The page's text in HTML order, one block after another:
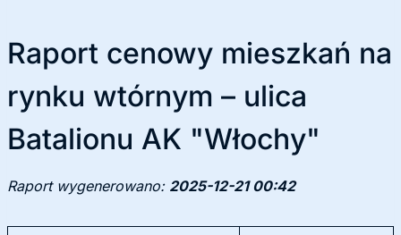
Raport cenowy mieszkań na
rynku wtórnym – ulica
Batalionu AK "Włochy"
Raport wygenerowano: 2025-12-21 00:42